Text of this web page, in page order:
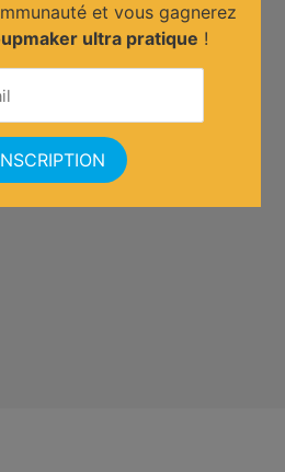
et vous gagnerez
ultra pratique !